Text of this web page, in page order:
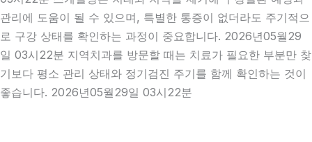
관리에 도움이 될 수 있으며, 특별한 통증이 없더라도 주기적으
로 구강 상태를 확인하는 과정이 중요합니다. 2026년05월29
일 03시22분 지역치과를 방문할 때는 치료가 필요한 부분만 찾
기보다 평소 관리 상태와 정기검진 주기를 함께 확인하는 것이
좋습니다. 2026년05월29일 03시22분